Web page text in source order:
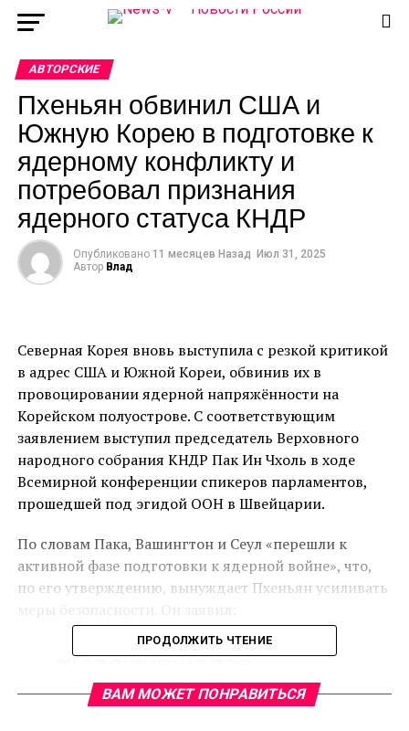
АВТОРСКИЕ
Пхеньян обвинил США и
Южную Корею в подготовке к
ядерному конфликту и
потребовал признания
ядерного статуса КНДР
Опубликовано 11 месяцев Назад
Июл 31, 2025
Автор Влад
Северная Корея вновь выступила с резкой критикой
в адрес США и Южной Кореи, обвинив их в
провоцировании ядерной напряжённости на
Корейском полуострове. С соответствующим
заявлением выступил председатель Верховного
народного собрания КНДР Пак Ин Чхоль в ходе
Всемирной конференции спикеров парламентов,
прошедшей под эгидой ООН в Швейцарии.
По словам Пака, Вашингтон и Сеул «перешли к
активной фазе подготовки к ядерной войне», что,
по его утверждению, вынуждает Пхеньян усиливать
«Сложившаяся
ситуация требует от
ПРОДОЛЖИТЬ ЧТЕНИЕ
ВАМ МОЖЕТ ПОНРАВИТЬСЯ